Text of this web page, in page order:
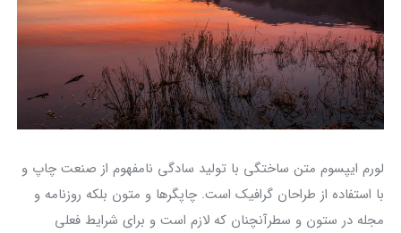
لورم ایپسوم متن ساختگی با تولید سادگی نامفهوم از صنعت چاپ و
با استفاده از طراحان گرافیک است. چاپگرها و متون بلکه روزنامه و
مجله در ستون و سطرآنچنان که لازم است و برای شرایط فعلی